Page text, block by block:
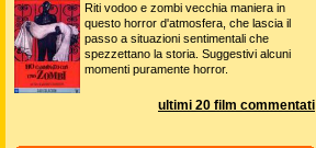
Riti vodoo e zombi vecchia maniera in
questo horror d'atmosfera, che lascia il
passo a situazioni sentimentali che
spezzettano la storia. Suggestivi alcuni
momenti puramente horror.
ultimi 20 film commentati